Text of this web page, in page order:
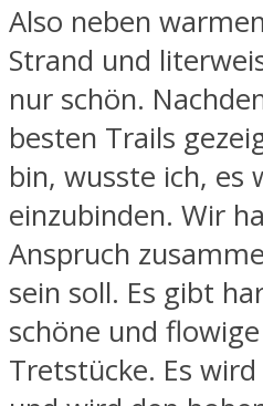
Also neben
Strand und
nur schön.
besten Trails
bin, wusste ich, es
einzubinden. Wir
Anspruch
sein soll. Es gibt
schöne und
Tretstücke. Es